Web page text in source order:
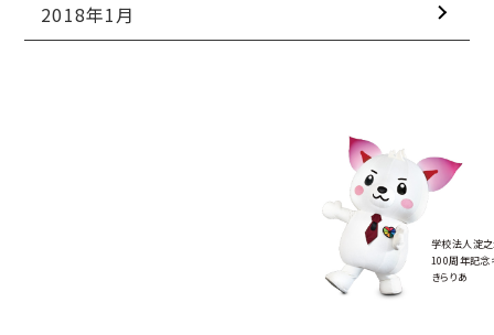
2018年1月
学校法人淀
100周年記念
きらりあ